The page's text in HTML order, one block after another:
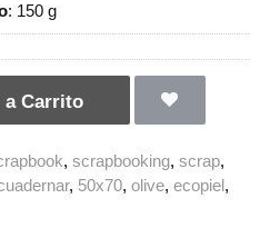
: 150 g
a Carrito
scrapbooking scrap
50x70 olive ecopiel